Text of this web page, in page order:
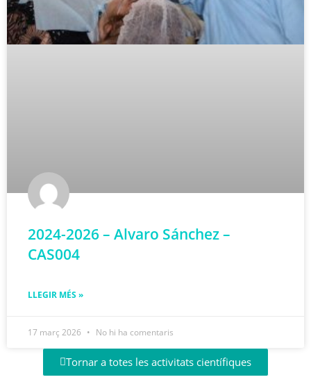
2024-2026 – Alvaro Sánchez –
CAS004
LLEGIR MÉS »
17 març 2026 No hi ha comentaris
Tornar a totes les activitats científiques